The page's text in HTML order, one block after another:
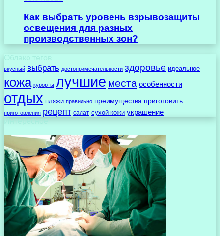
Как выбрать уровень взрывозащиты
освещения для разных
производственных зон?
Облако тегов
вкусный выбрать достопримечательности здоровье идеальное
кожа курорты лучшие места особенности
отдых пляжи правильно преимущества приготовить
приготовления рецепт салат сухой кожи украшение